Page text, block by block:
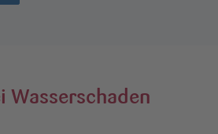
Wasserschaden